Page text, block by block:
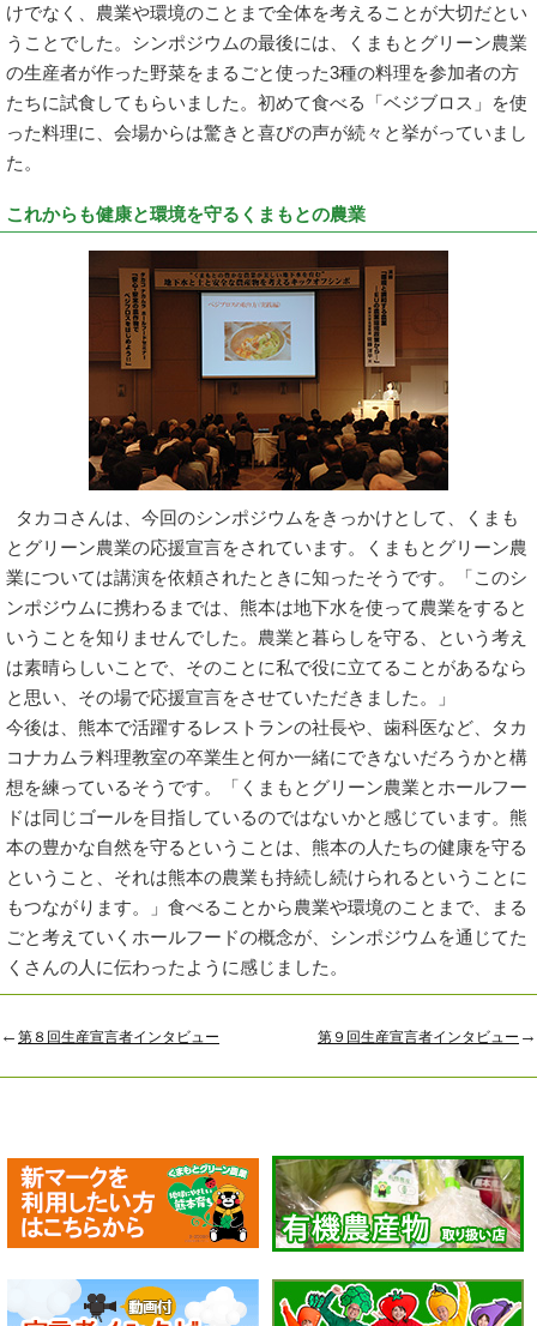
けでなく、農業や環境のことまで全体を考えることが大切だとい
うことでした。シンポジウムの最後には、くまもとグリーン農業
の生産者が作った野菜をまるごと使った3種の料理を参加者の方
たちに試食してもらいました。初めて食べる「ベジブロス」を使
った料理に、会場からは驚きと喜びの声が続々と挙がっていまし
た。
これからも健康と環境を守るくまもとの農業
タカコさんは、今回のシンポジウムをきっかけとして、くまも
とグリーン農業の応援宣言をされています。くまもとグリーン農
業については講演を依頼されたときに知ったそうです。「このシ
ンポジウムに携わるまでは、熊本は地下水を使って農業をすると
いうことを知りませんでした。農業と暮らしを守る、という考え
は素晴らしいことで、そのことに私で役に立てることがあるなら
と思い、その場で応援宣言をさせていただきました。」
今後は、熊本で活躍するレストランの社長や、歯科医など、タカ
コナカムラ料理教室の卒業生と何か一緒にできないだろうかと構
想を練っているそうです。「くまもとグリーン農業とホールフー
ドは同じゴールを目指しているのではないかと感じています。熊
本の豊かな自然を守るということは、熊本の人たちの健康を守る
ということ、それは熊本の農業も持続し続けられるということに
もつながります。」食べることから農業や環境のことまで、まる
ごと考えていくホールフードの概念が、シンポジウムを通じてた
くさんの人に伝わったように感じました。
← 第８回生産宣言者インタビュー 第９回生産宣言者インタビュー →